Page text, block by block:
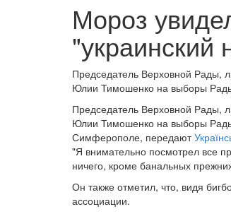
Мороз
"украинский
Председатель Верховной Рады,
Юлии Тимошенко на выборы Рады
Председатель Верховной Рады,
Юлии Тимошенко на выборы Рады
Симферополе, передают
"Я внимательно посмотрел все
ничего, кроме банальных
Он также отметил, что, видя
ассоциации.